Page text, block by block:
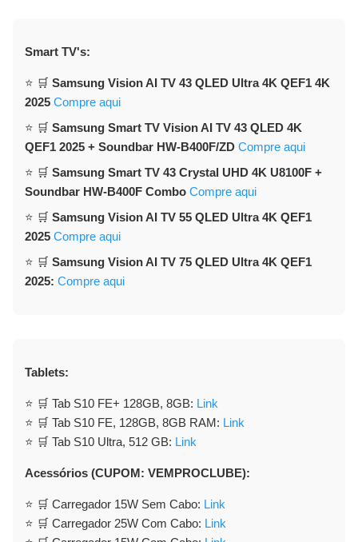
Smart TV's:
⭐ 🛒 Samsung Vision AI TV 43 QLED Ultra 4K QEF1 4K
2025 Compre aqui
⭐ 🛒 Samsung Smart TV Vision AI TV 43 QLED 4K
QEF1 2025 + Soundbar HW-B400F/ZD Compre aqui
⭐ 🛒 Samsung Smart TV 43 Crystal UHD 4K U8100F +
Soundbar HW-B400F Combo Compre aqui
⭐ 🛒 Samsung Vision AI TV 55 QLED Ultra 4K QEF1
2025 Compre aqui
⭐ 🛒 Samsung Vision AI TV 75 QLED Ultra 4K QEF1
2025: Compre aqui
Tablets:
⭐ 🛒 Tab S10 FE+ 128GB, 8GB: Link
⭐ 🛒 Tab S10 FE, 128GB, 8GB RAM: Link
⭐ 🛒 Tab S10 Ultra, 512 GB: Link
Acessórios (CUPOM: VEMPROCLUBE):
⭐ 🛒 Carregador 15W Sem Cabo: Link
⭐ 🛒 Carregador 25W Com Cabo: Link